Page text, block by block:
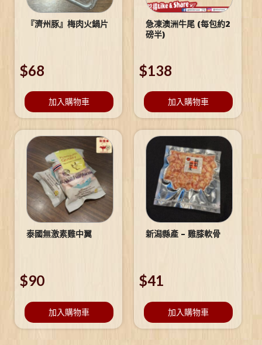
『濟州豚』梅肉火鍋片
$68
加入購物車
急凍澳洲牛尾 (每包約2
磅半)
$138
加入購物車
泰國無激素雞中翼
$90
加入購物車
新潟縣產 – 雞膝軟骨
$41
加入購物車